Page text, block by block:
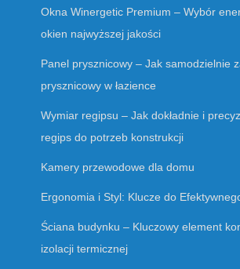
Okna Winergetic Premium – Wybór
okien najwyższej jakości
Panel prysznicowy – Jak samodzielnie
prysznicowy w łazience
Wymiar regipsu – Jak dokładnie i
regips do potrzeb konstrukcji
Kamery przewodowe dla domu
Ergonomia i Styl: Klucze do
Ściana budynku – Kluczowy element
izolacji termicznej